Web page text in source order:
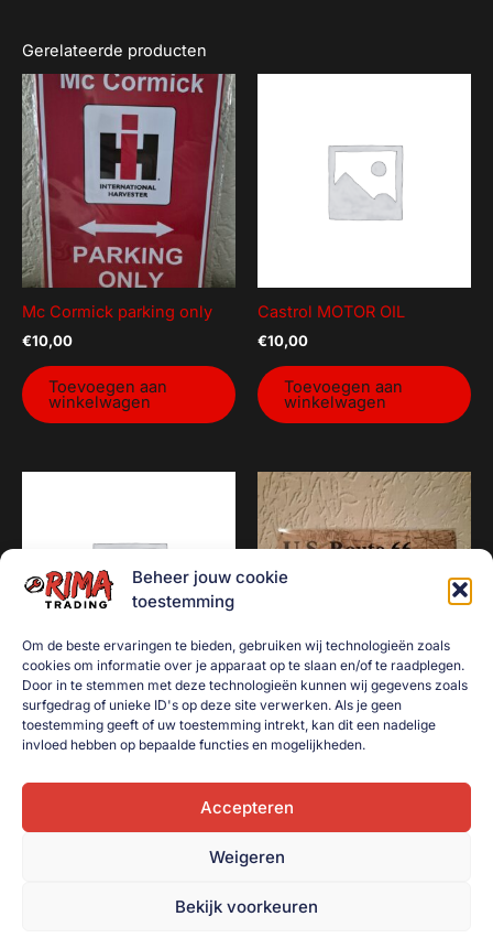
Beheer jouw cookie
toestemming
Om de beste ervaringen te bieden, gebruiken wij technologieën zoals
cookies om informatie over je apparaat op te slaan en/of te raadplegen.
Door in te stemmen met deze technologieën kunnen wij gegevens zoals
surfgedrag of unieke ID's op deze site verwerken. Als je geen
toestemming geeft of uw toestemming intrekt, kan dit een nadelige
invloed hebben op bepaalde functies en mogelijkheden.
Accepteren
Weigeren
Bekijk voorkeuren
Gerelateerde producten
Mc Cormick parking only
€10,00
Toevoegen aan
winkelwagen
Castrol MOTOR OIL
€10,00
Toevoegen aan
winkelwagen
3 soorten service goed-
goedkoop-snel
ROUTE US 66
€ 10,00
Toevoegen aan
winkelwagen